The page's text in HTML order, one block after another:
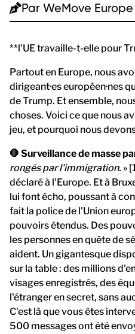
Par WeMove Europe
**l'UE travaille-t-elle pour
Partout en Europe, nous
dirigeant·es européen·nes
de Trump. Et ensemble,
choses. Voici ce que nous
jeu, et pourquoi nous
🛑 Surveillance de masse
rongés par l'immigration. »
déclaré à l'Europe. Et à
lui font écho, poussant à
fait la police de l'Union
pouvoirs étendus. Des
les personnes en quête de
aident. Un gigantesque
sur la table : des millions
visages enregistrés, des
l'étranger en secret, sans
C'est là que vous êtes
500 messages ont été